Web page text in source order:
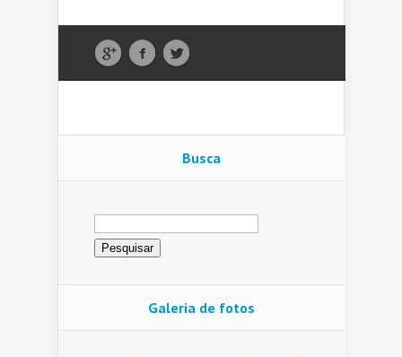
Busca
Pesquisar
por:
Galeria de fotos